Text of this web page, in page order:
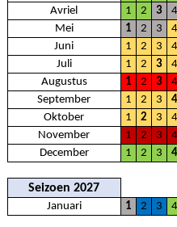
Avriel
1 2 3
4
Mei
1 2 3
4
Juni
1 2 3
4
Juli
1 2 3
4
Augustus
1 2 3
4
September
1 2 3
4
Oktober
1 2 3
4
November
1 2 3
4
December
1 2 3 4
Seizoen 2027
Januari 1 2 3 4